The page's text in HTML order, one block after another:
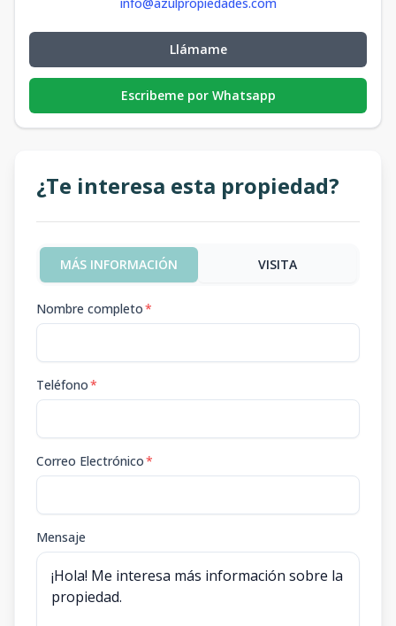
Llámame
Escribeme por Whatsapp
¿Te interesa esta propiedad?
MÁS INFORMACIÓN VISITA
Nombre completo*
Teléfono*
Correo Electrónico*
Mensaje